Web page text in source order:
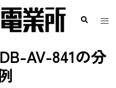
AV-841の分